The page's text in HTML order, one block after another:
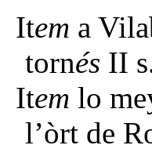
Item a
tornés II
Item lo
l’òrt de